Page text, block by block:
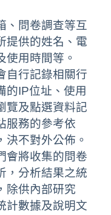
、問卷調查等互
提供的姓名、電
使用時間等。
自行記錄相關行
的IP位址、使用
覽及點選資料記
服務的參考依
決不對外公佈。
會將收集的問卷
，分析結果之統
除供內部研究
計數據及說明文